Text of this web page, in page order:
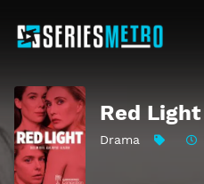
Red Light
Drama